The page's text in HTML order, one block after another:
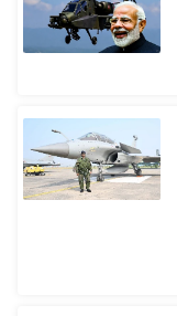
सा
मि
सा
ल